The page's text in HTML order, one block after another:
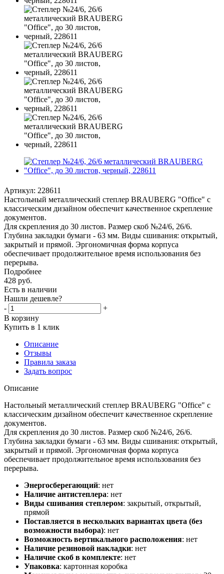
Артикул: 228611
Настольный металлический степлер BRAUBERG "Office" с
классическим дизайном обеспечит качественное скрепление
документов.
Для скрепления до 30 листов. Размер скоб №24/6, 26/6.
Глубина закладки бумаги - 63 мм. Виды сшивания: открытый,
закрытый и прямой. Эргономичная форма корпуса
обеспечивает продолжительное время использования без
перерыва.
Подробнее
428 руб.
Есть в наличии
Нашли дешевле?
-
+
В корзину
Купить в 1 клик
Описание
Отзывы
Правила заказа
Задать вопрос
Описание
Настольный металлический степлер BRAUBERG "Office" с
классическим дизайном обеспечит качественное скрепление
документов.
Для скрепления до 30 листов. Размер скоб №24/6, 26/6.
Глубина закладки бумаги - 63 мм. Виды сшивания: открытый,
закрытый и прямой. Эргономичная форма корпуса
обеспечивает продолжительное время использования без
перерыва.
Энергосберегающий: нет
Наличие антистеплера: нет
Виды сшивания степлером: закрытый, открытый,
прямой
Поставляется в нескольких вариантах цвета (без
возможности выбора): нет
Возможность вертикального расположения: нет
Наличие резиновой накладки: нет
Наличие скоб в комплекте: нет
Упаковка: картонная коробка